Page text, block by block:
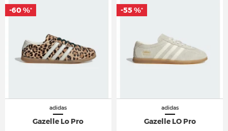
adidas
Gazelle Lo Pro
-60 %*
adidas
Gazelle LO Pro
-55 %*